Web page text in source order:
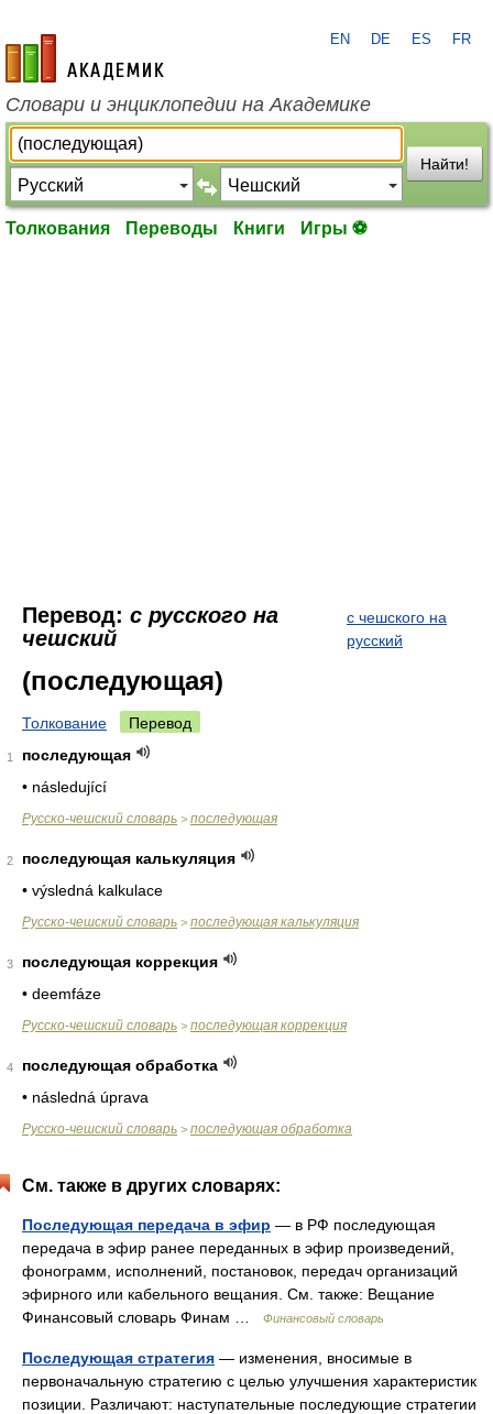
academic.ru
EN DE ES FR
Словари и энциклопедии на Академике
Найти!
Толкования Переводы Книги Игры ⚽
Перевод: с русского на
чешский
с чешского на
русский
(последующая)
Толкование Перевод
1
последующая
• následující
Русско-чешский словарь > последующая
2
последующая калькуляция
• výsledná kalkulace
Русско-чешский словарь > последующая калькуляция
3
последующая коррекция
• deemfáze
Русско-чешский словарь > последующая коррекция
4
последующая обработка
• následná úprava
Русско-чешский словарь > последующая обработка
См. также в других словарях:
Последующая передача в эфир — в РФ последующая
передача в эфир ранее переданных в эфир произведений,
фонограмм, исполнений, постановок, передач организаций
эфирного или кабельного вещания. См. также: Вещание
Финансовый словарь Финам …
Финансовый словарь
Последующая стратегия — изменения, вносимые в
первоначальную стратегию с целью улучшения характеристик
позиции. Различают: наступательные последующие стратегии